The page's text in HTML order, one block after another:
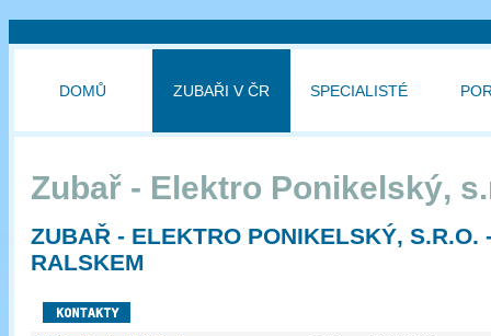
DOMŮ ZUBAŘI V ČR SPECIALISTÉ
Zubař - Elektro Ponikelský,
ZUBAŘ - ELEKTRO PONIKELSKÝ, S.R.O.
RALSKEM